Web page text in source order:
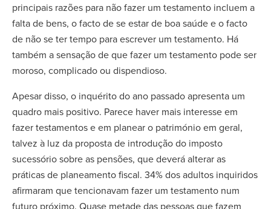
principais razões para não fazer um testamento incluem a
falta de bens, o facto de se estar de boa saúde e o facto
de não se ter tempo para escrever um testamento. Há
também a sensação de que fazer um testamento pode ser
moroso, complicado ou dispendioso.
Apesar disso, o inquérito do ano passado apresenta um
quadro mais positivo. Parece haver mais interesse em
fazer testamentos e em planear o património em geral,
talvez à luz da proposta de introdução do imposto
sucessório sobre as pensões, que deverá alterar as
práticas de planeamento fiscal. 34% dos adultos inquiridos
afirmaram que tencionavam fazer um testamento num
futuro próximo. Quase metade das pessoas que fazem